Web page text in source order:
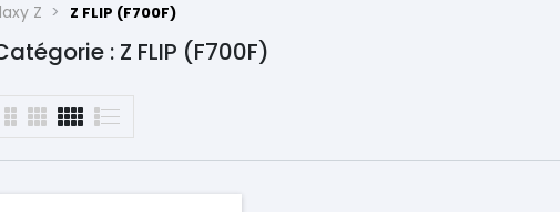
Z Z FLIP (F700F)
: Z FLIP (F700F)